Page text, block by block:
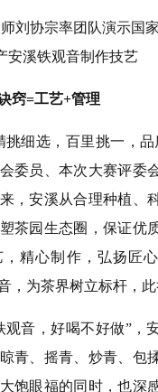
刘协宗率团队演示国
安溪铁观音制作技艺
窍=工艺+管理
挑细选，百里挑一，品
委员、本次大赛评委
，安溪从合理种植、
茶园生态圈，保证优
精心制作，弘扬匠
，为茶界树立标杆，此
观音，好喝不好做”，
青、摇青、炒青、包
饱眼福的同时，也深